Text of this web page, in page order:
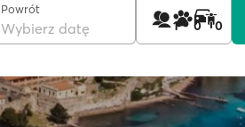
Powrót
Wybierz datę 1 0 0